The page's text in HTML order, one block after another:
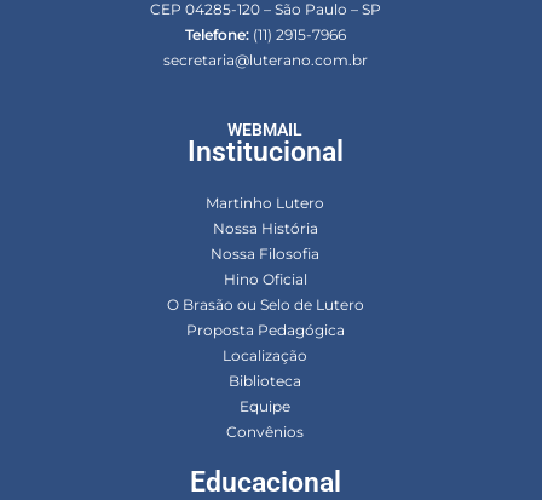
CEP 04285-120 – São Paulo – SP
Telefone:(11) 2915-7966
secretaria@luterano.com.br
WEBMAIL
Institucional
Martinho Lutero
Nossa História
Nossa Filosofia
Hino Oficial
O Brasão ou Selo de Lutero
Proposta Pedagógica
Localização
Biblioteca
Equipe
Convênios
Educacional